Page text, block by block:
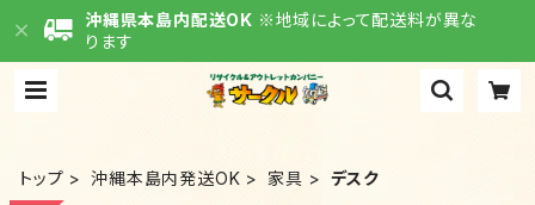
沖縄県本島内配送OK ※地域によって配送料が異な
ります
トップ 沖縄本島内発送OK 家具 デスク